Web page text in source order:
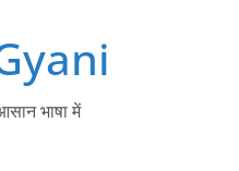
भाषा में